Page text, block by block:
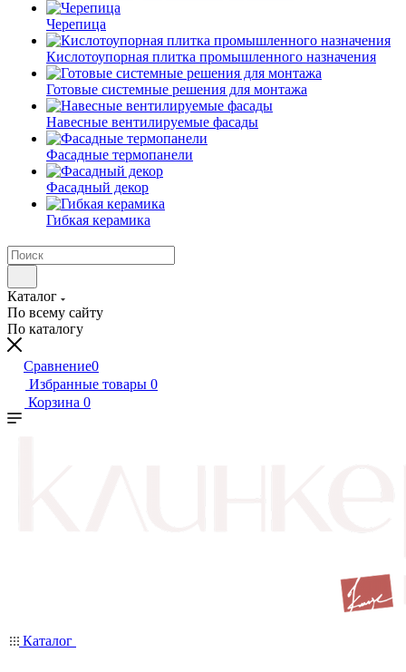
Черепица
Кислотоупорная плитка промышленного назначения
Готовые системные решения для монтажа
Навесные вентилируемые фасады
Фасадные термопанели
Фасадный декор
Гибкая керамика
Каталог
По всему сайту
По каталогу
Сравнение0
Избранные товары 0
Корзина 0
Каталог